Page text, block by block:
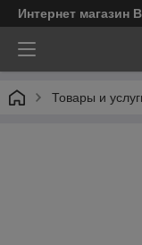
Интернет магазин
Товары и